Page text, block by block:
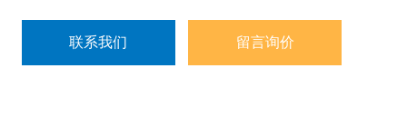
联系我们 留言询价